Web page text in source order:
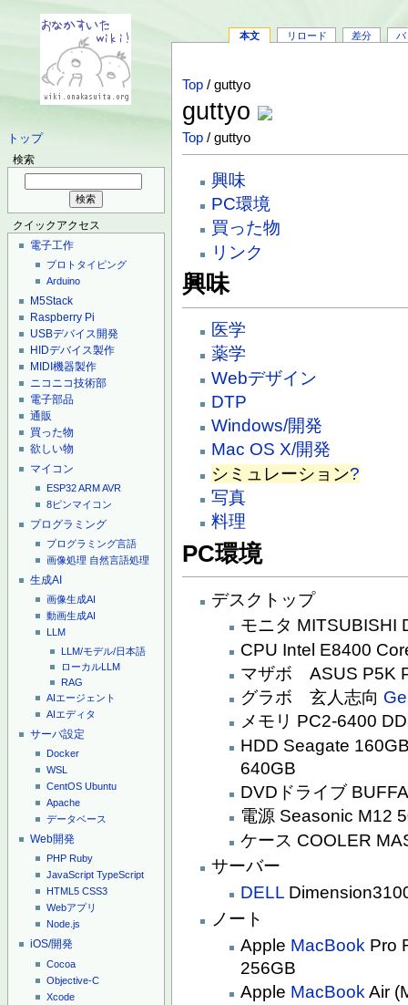
トップ
検索
クイックアクセス
電子工作
プロトタイピング
Arduino
M5Stack
Raspberry Pi
USBデバイス開発
HIDデバイス製作
MIDI機器製作
ニコニコ技術部
電子部品
通販
買った物
欲しい物
マイコン
ESP32ARMAVR
8ピンマイコン
プログラミング
プログラミング言語
画像処理 自然言語処理
生成AI
画像生成AI
動画生成AI
LLM
LLM/モデル/日本語
ローカルLLM
RAG
AIエージェント
AIエディタ
サーバ設定
Docker
WSL
CentOS Ubuntu
Apache
データベース
Web開発
PHP Ruby
JavaScript TypeScript
HTML5 CSS3
Webアプリ
Node.js
iOS/開発
Cocoa
Objective-C
Xcode
本文 リロード 差分 バ
Top / guttyo
guttyo
Top / guttyo
興味
PC環境
買った物
リンク
興味
医学
薬学
Webデザイン
DTP
Windows/開発
Mac OS X/開発
シミュレーション?
写真
料理
PC環境
デスクトップ
モニタ MITSUBISHI
CPU Intel E8400
マザボ ASUS P5K
グラボ 玄人志向
メモリ PC2-6400
HDD Seagate
640GB
DVDドライブ
電源 Seasonic M12
ケース COOLER
サーバー
DELL
ノート
Apple MacBook Pro
256GB
Apple MacBook Air